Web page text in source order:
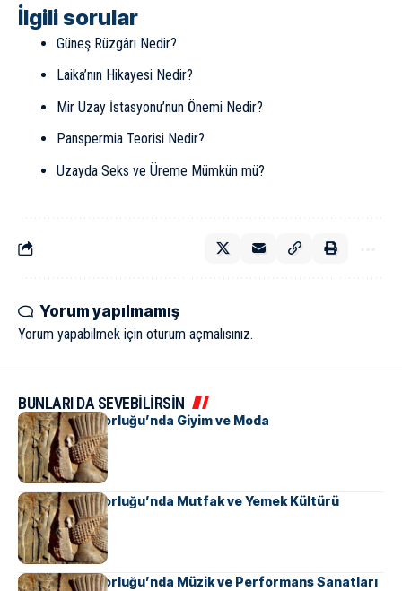
İlgili sorular
Güneş Rüzgârı Nedir?
Laika’nın Hikayesi Nedir?
Mir Uzay İstasyonu’nun Önemi Nedir?
Panspermia Teorisi Nedir?
Uzayda Seks ve Üreme Mümkün mü?
Yorum yapılmamış
Yorum yapabilmek için oturum açmalısınız.
BUNLARI DA SEVEBİLİRSİN
Pers İmparatorluğu’nda Giyim ve Moda
Pers İmparatorluğu’nda Mutfak ve Yemek Kültürü
Pers İmparatorluğu’nda Müzik ve Performans Sanatları